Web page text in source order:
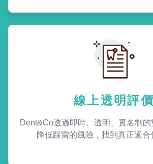
線上透明評價
Dent&Co透過即時、透明、實名制的
降低踩雷的風險，找到真正適合